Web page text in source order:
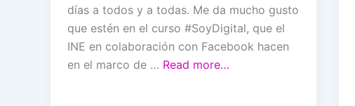
días a todos y a todas. Me da mucho gusto
que estén en el curso #SoyDigital, que el
INE en colaboración con Facebook hacen
en el marco de … Read more…